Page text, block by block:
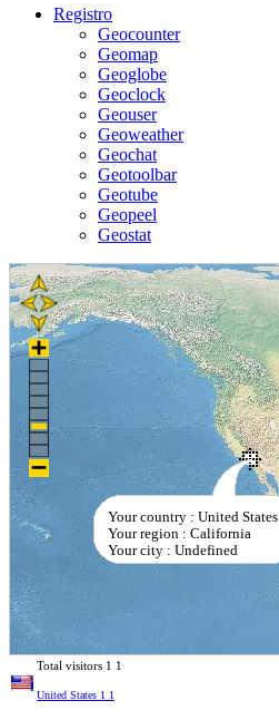
Registro
Geocounter
Geomap
Geoglobe
Geoclock
Geouser
Geoweather
Geochat
Geotoolbar
Geotube
Geopeel
Geostat
Your country : United States
Your region : California
Your city : Undefined
Total visitors 1 1
United States 1 1